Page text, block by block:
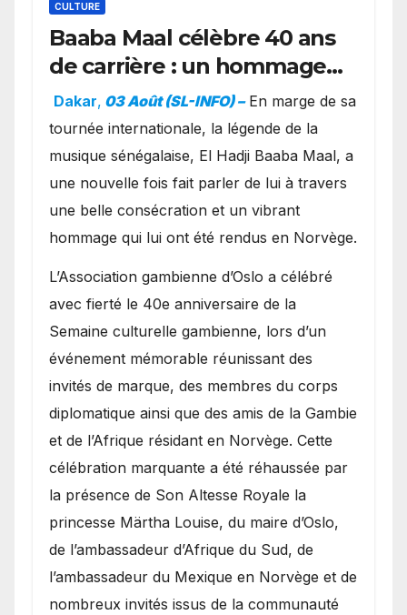
CULTURE
Baaba Maal célèbre 40 ans
de carrière : un hommage
exceptionnel à Oslo en
présence de la famille
royale.
Dakar, 03 Août (SL-INFO) – ​En marge de sa
tournée internationale, la légende de la
musique sénégalaise, El Hadji Baaba Maal, a
une nouvelle fois fait parler de lui à travers
une belle consécration et un vibrant
hommage qui lui ont été rendus en Norvège.
​L’Association gambienne d’Oslo a célébré
avec fierté le 40e anniversaire de la
Semaine culturelle gambienne, lors d’un
événement mémorable réunissant des
invités de marque, des membres du corps
diplomatique ainsi que des amis de la Gambie
et de l’Afrique résidant en Norvège. Cette
célébration marquante a été réhaussée par
la présence de Son Altesse Royale la
princesse Märtha Louise, du maire d’Oslo,
de l’ambassadeur d’Afrique du Sud, de
l’ambassadeur du Mexique en Norvège et de
nombreux invités issus de la communauté